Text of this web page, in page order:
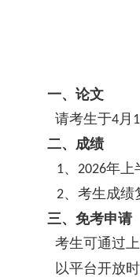
一、论文
请考生于4月
二、成绩
1、 2026年上
2、考生成绩
三、免考申请
考生可通过
以平台开放时